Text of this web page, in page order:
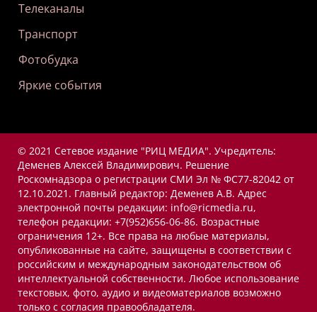
Телеканалы
Транспорт
Фотобудка
Яркие события
© 2021 Сетевое издание "РИЦ МЕДИА". Учредитель:
Деменев Алексей Владимирович. Решение
Роскомнадзора о регистрации СМИ Эл № ФС77-82042 от
12.10.2021. Главный редактор: Деменев А.В. Адрес
электронной почты редакции: info@ricmedia.ru,
телефон редакции: +7(952)656-06-86. Возрастные
ограничения 12+. Все права на любые материалы,
опубликованные на сайте, защищены в соответствии с
российским и международным законодательством об
интеллектуальной собственности. Любое использование
текстовых, фото, аудио и видеоматериалов возможно
только с согласия правообладателя.